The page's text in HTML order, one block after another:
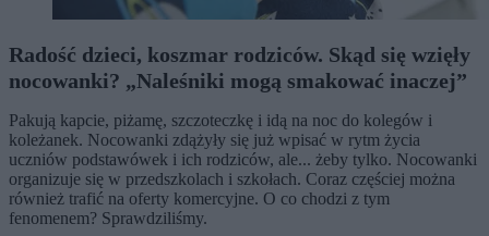
Radość dzieci, koszmar rodziców. Skąd się wzięły
nocowanki? „Naleśniki mogą smakować inaczej”
Pakują kapcie, piżamę, szczoteczkę i idą na noc do kolegów i
koleżanek. Nocowanki zdążyły się już wpisać w rytm życia
uczniów podstawówek i ich rodziców, ale... żeby tylko. Nocowanki
organizuje się w przedszkolach i szkołach. Coraz częściej można
również trafić na oferty komercyjne. O co chodzi z tym
fenomenem? Sprawdziliśmy.